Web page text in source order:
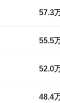
57.3
55.5
52.0
48.4